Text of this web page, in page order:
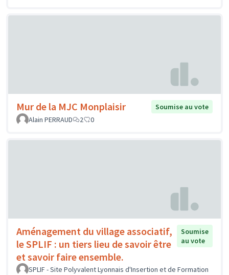
Mur de la MJC Monplaisir
Soumise au vote
Alain PERRAUD
2 0
Aménagement du village associatif,
le SPLIF : un tiers lieu de savoir être
et savoir faire ensemble.
Soumise
au vote
SPLIF - Site Polyvalent Lyonnais d'Insertion et de Formation